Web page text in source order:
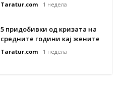
Taratur.com 1 недела
5 придобивки од кризата на
средните години кај жените
Taratur.com 1 недела